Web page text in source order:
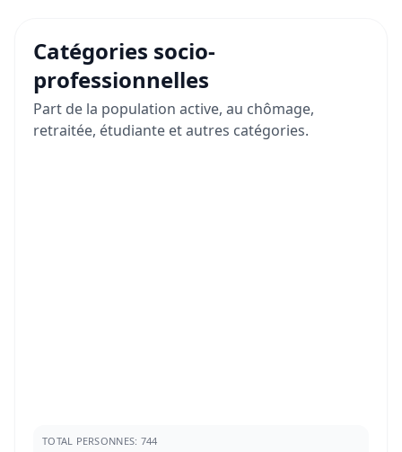
Catégories socio-
professionnelles
Part de la population active, au chômage,
retraitée, étudiante et autres catégories.
TOTAL PERSONNES: 744